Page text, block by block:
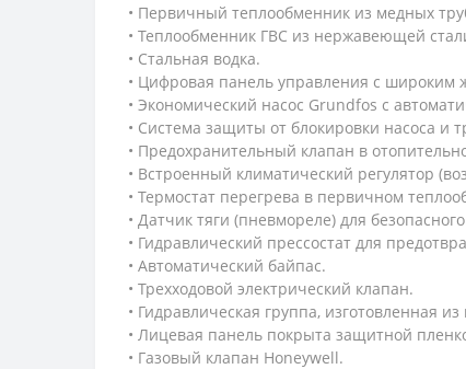
• Первичный теплообменник из медных
• Теплообменник ГВС из нержавеющей
• Стальная водка.
• Цифровая панель управления с широким
• Экономический насос Grundfos с
• Система защиты от блокировки насоса и
• Предохранительный клапан в
• Встроенный климатический регулятор
• Термостат перегрева в первичном
• Датчик тяги (пневмореле) для
• Гидравлический прессостат для
• Автоматический байпас.
• Трехходовой электрический клапан.
• Гидравлическая группа, изготовленная
• Лицевая панель покрыта защитной
• Газовый клапан Honeywell.